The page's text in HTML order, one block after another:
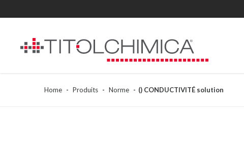
Home Produits Norme () CONDUCTIVITÉ solution